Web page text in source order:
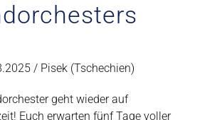
/ Pisek (Tschechien)
geht wieder auf
Euch erwarten fünf Tage voller